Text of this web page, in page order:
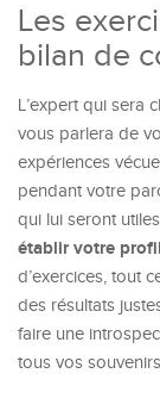
Les
bilan de
L’expert qui sera
vous parlera de
expériences
pendant votre
qui lui seront
établir votre profil
d’exercices, tout
des résultats
faire une
tous vos